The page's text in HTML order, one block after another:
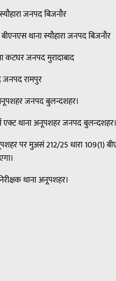
जनपद बिजनौर
थाना स्यौहारा जनपद बिजनौर
कटघर जनपद मुरादाबाद
जनपद रामपुर
जनपद बुलन्दशहर।
एक्ट थाना अनूपशहर जनपद बुलन्दशहर।
पर मुअसं 212/25 धारा
थाना अनूपशहर।